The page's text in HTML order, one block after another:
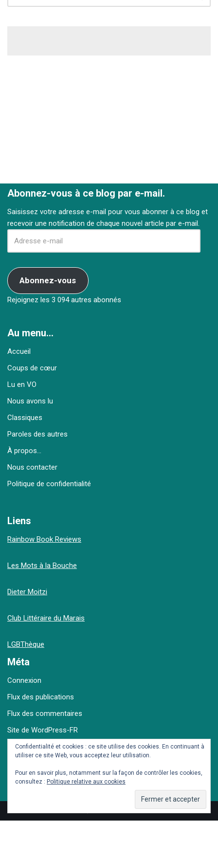
Abonnez-vous à ce blog par e-mail.
Saisissez votre adresse e-mail pour vous abonner à ce blog et
recevoir une notification de chaque nouvel article par e-mail.
Abonnez-vous
Rejoignez les 3 094 autres abonnés
Au menu…
Accueil
Coups de cœur
Lu en VO
Nous avons lu
Classiques
Paroles des autres
À propos…
Nous contacter
Politique de confidentialité
Liens
Rainbow Book Reviews
Les Mots à la Bouche
Dieter Moitzi
Club Littéraire du Marais
LGBThèque
Méta
Connexion
Flux des publications
Flux des commentaires
Site de WordPress-FR
© Dieter et Seb
Confidentialité et cookies : ce site utilise des cookies. En continuant à
utiliser ce site Web, vous acceptez leur utilisation.
Pour en savoir plus, notamment sur la façon de contrôler les cookies,
consultez : Politique relative aux cookies